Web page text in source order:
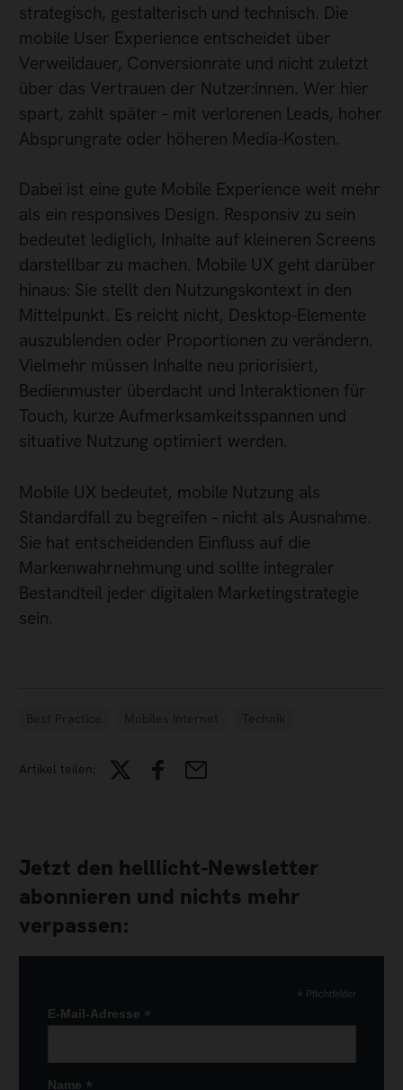
strategisch, gestalterisch und technisch. Die
mobile User Experience entscheidet über
Verweildauer, Conversionrate und nicht zuletzt
über das Vertrauen der Nutzer:innen. Wer hier
spart, zahlt später – mit verlorenen Leads, hoher
Absprungrate oder höheren Media-Kosten.
Dabei ist eine gute Mobile Experience weit mehr
als ein responsives Design. Responsiv zu sein
bedeutet lediglich, Inhalte auf kleineren Screens
darstellbar zu machen. Mobile UX geht darüber
hinaus: Sie stellt den Nutzungskontext in den
Mittelpunkt. Es reicht nicht, Desktop-Elemente
auszublenden oder Proportionen zu verändern.
Vielmehr müssen Inhalte neu priorisiert,
Bedienmuster überdacht und Interaktionen für
Touch, kurze Aufmerksamkeitsspannen und
situative Nutzung optimiert werden.
Mobile UX bedeutet, mobile Nutzung als
Standardfall zu begreifen – nicht als Ausnahme.
Sie hat entscheidenden Einfluss auf die
Markenwahrnehmung und sollte integraler
Bestandteil jeder digitalen Marketingstrategie
sein.
Artikel teilen:
Jetzt den helllicht-Newsletter
abonnieren und nichts mehr
verpassen:
* Pflichtfelder
E-Mail-Adresse *
Name